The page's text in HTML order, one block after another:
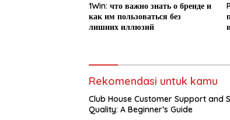
1Win: что важно знать о бренде и
как им пользоваться без
лишних иллюзий
Rekomendasi untuk kamu
Club House Customer Support and
Quality: A Beginner’s Guide